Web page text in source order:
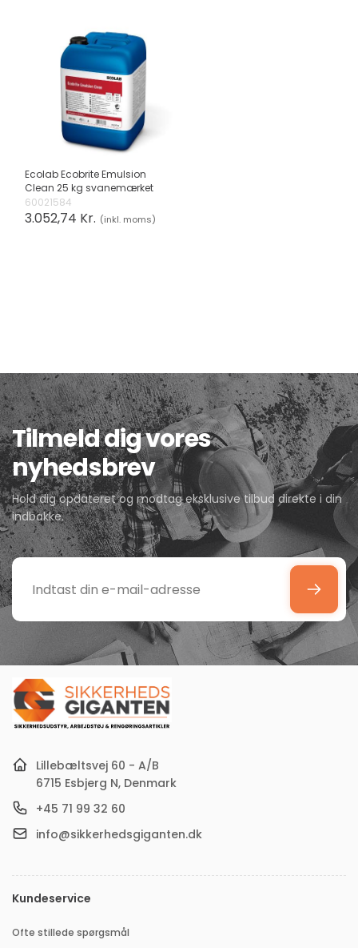
Ecolab Ecobrite Emulsion
Clean 25 kg svanemærket
60021584
3.052,74 Kr. (inkl. moms)
Tilmeld dig vores
nyhedsbrev
Hold dig opdateret og modtag eksklusive tilbud direkte i din
indbakke.
Indtast
e-
mail-
adresse
Lillebæltsvej 60 - A/B
6715 Esbjerg N, Denmark
+45 71 99 32 60
info@sikkerhedsgiganten.dk
Kundeservice
Ofte stillede spørgsmål